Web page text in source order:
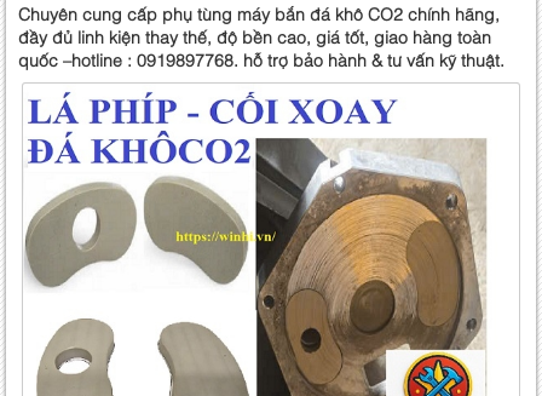
Chuyên cung cấp phụ tùng máy bắn đá khô CO2 chính hãng,
đầy đủ linh kiện thay thế, độ bền cao, giá tốt, giao hàng toàn
quốc –hotline : 0919897768. hỗ trợ bảo hành & tư vấn kỹ thuật.